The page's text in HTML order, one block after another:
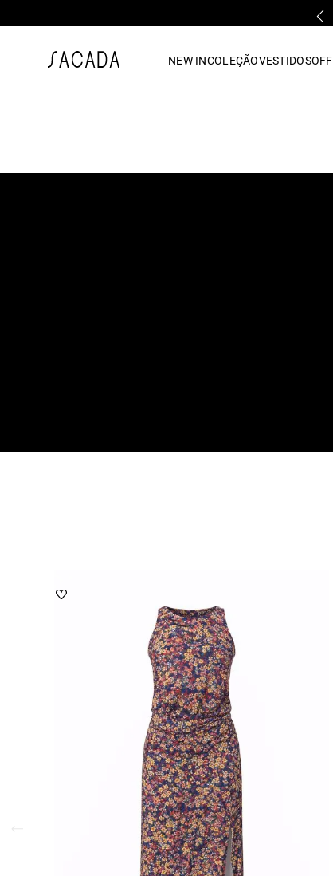
NEW INCOLEÇÃOVESTIDOSOFF
vestido midi
7º macacão